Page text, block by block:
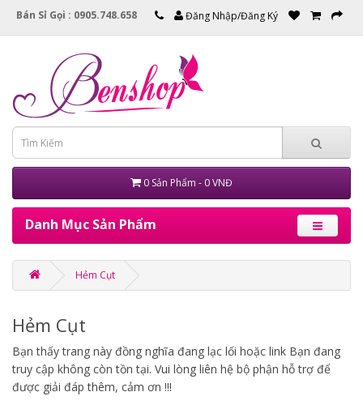
Bán Sỉ Gọi : 0905.748.658 Đăng Nhập/Đăng Ký
0 Sản Phẩm - 0 VNĐ
Danh Mục Sản Phẩm
Hẻm Cụt
Hẻm Cụt
Bạn thấy trang này đồng nghĩa đang lạc lối hoặc link Bạn đang
truy cập không còn tồn tại. Vui lòng liên hệ bộ phận hỗ trợ để
được giải đáp thêm, cảm ơn !!!